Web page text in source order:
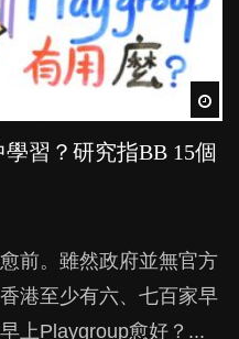
習？研究指BB 15個
前。雖然政府並無官方
港至少有六、七百家早
上Playgroup愈好？...
兒自發學習取代獎勵
mind 課程，學生以遊
能力亦明顯比其他小朋
之處？...
影響
至會有自殺，或傷害小
產後抑鬱往往難以察
媽與在職媽媽的壓
扎過：究竟全職好，還
自己的獨特狀況和考慮
所養育的子女其實都各
母該制止還是放手？
戒，但原來一刀切阻止
孩子的身心發展？...